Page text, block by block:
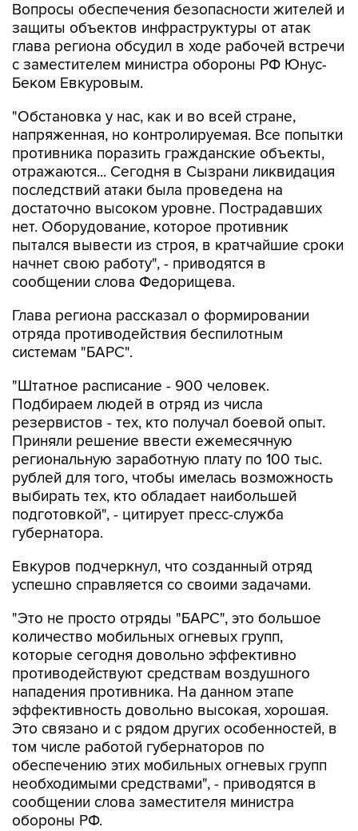
Вопросы обеспечения безопасности жителей и
защиты объектов инфраструктуры от атак
глава региона обсудил в ходе рабочей встречи
с заместителем министра обороны РФ Юнус-
Беком Евкуровым.
"Обстановка у нас, как и во всей стране,
напряженная, но контролируемая. Все попытки
противника поразить гражданские объекты,
отражаются... Сегодня в Сызрани ликвидация
последствий атаки была проведена на
достаточно высоком уровне. Пострадавших
нет. Оборудование, которое противник
пытался вывести из строя, в кратчайшие сроки
начнет свою работу", - приводятся в
сообщении слова Федорищева.
Глава региона рассказал о формировании
отряда противодействия беспилотным
системам "БАРС".
"Штатное расписание - 900 человек.
Подбираем людей в отряд из числа
резервистов - тех, кто получал боевой опыт.
Приняли решение ввести ежемесячную
региональную заработную плату по 100 тыс.
рублей для того, чтобы имелась возможность
выбирать тех, кто обладает наибольшей
подготовкой", - цитирует пресс-служба
губернатора.
Евкуров подчеркнул, что созданный отряд
успешно справляется со своими задачами.
"Это не просто отряды "БАРС", это большое
количество мобильных огневых групп,
которые сегодня довольно эффективно
противодействуют средствам воздушного
нападения противника. На данном этапе
эффективность довольно высокая, хорошая.
Это связано и с рядом других особенностей, в
том числе работой губернаторов по
обеспечению этих мобильных огневых групп
необходимыми средствами", - приводятся в
сообщении слова заместителя министра
обороны РФ.